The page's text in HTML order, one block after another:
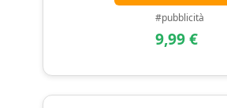
#pubblicità
9,99 €